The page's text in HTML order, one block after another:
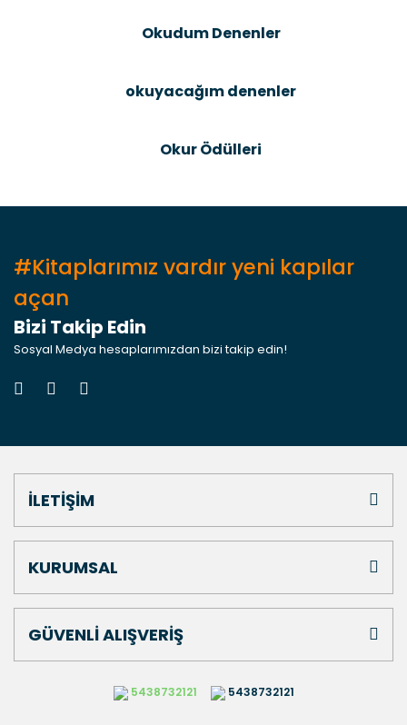
Okudum Denenler
okuyacağım denenler
Okur Ödülleri
#Kitaplarımız vardır yeni kapılar
açan
Bizi Takip Edin
Sosyal Medya hesaplarımızdan bizi takip edin!
İLETİŞİM
KURUMSAL
GÜVENLİ ALIŞVERİŞ
5438732121 5438732121